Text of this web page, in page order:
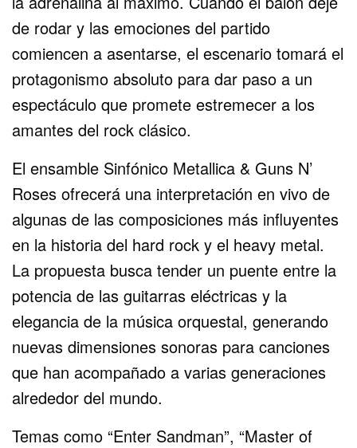
de rodar y las emociones del partido
comiencen a asentarse, el escenario tomará el
protagonismo absoluto para dar paso a un
espectáculo que promete estremecer a los
amantes del rock clásico.
El ensamble Sinfónico Metallica & Guns N’
Roses ofrecerá una interpretación en vivo de
algunas de las composiciones más influyentes
en la historia del hard rock y el heavy metal.
La propuesta busca tender un puente entre la
potencia de las guitarras eléctricas y la
elegancia de la música orquestal, generando
nuevas dimensiones sonoras para canciones
que han acompañado a varias generaciones
alrededor del mundo.
Temas como “Enter Sandman”, “Master of